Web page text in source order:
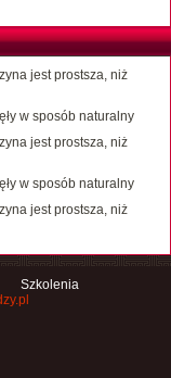
jest prostsza, niż
w sposób naturalny
jest prostsza, niż
w sposób naturalny
jest prostsza, niż
Szkolenia